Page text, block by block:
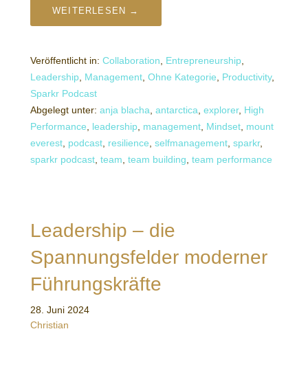
WEITERLESEN →
Veröffentlicht in: Collaboration, Entrepreneurship,
Leadership, Management, Ohne Kategorie, Productivity,
Sparkr Podcast
Abgelegt unter: anja blacha, antarctica, explorer, High
Performance, leadership, management, Mindset, mount
everest, podcast, resilience, selfmanagement, sparkr,
sparkr podcast, team, team building, team performance
Leadership – die
Spannungsfelder moderner
Führungskräfte
28. Juni 2024
Christian